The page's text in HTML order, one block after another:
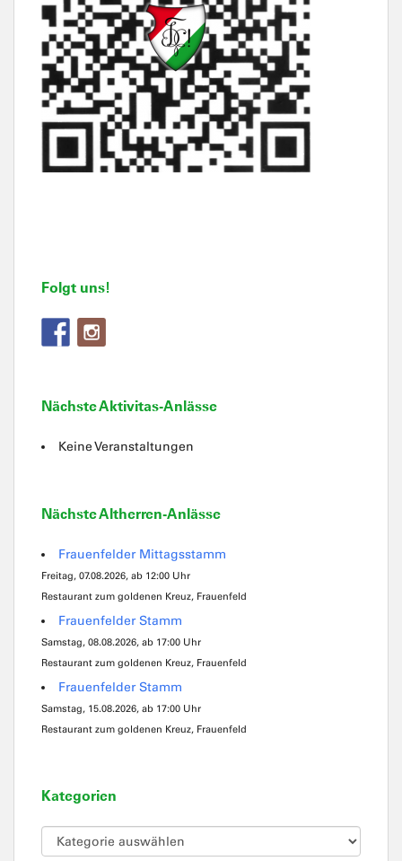
Folgt uns!
Nächste Aktivitas-Anlässe
Keine Veranstaltungen
Nächste Altherren-Anlässe
Frauenfelder Mittagsstamm
Freitag, 07.08.2026, ab 12:00 Uhr
Restaurant zum goldenen Kreuz, Frauenfeld
Frauenfelder Stamm
Samstag, 08.08.2026, ab 17:00 Uhr
Restaurant zum goldenen Kreuz, Frauenfeld
Frauenfelder Stamm
Samstag, 15.08.2026, ab 17:00 Uhr
Restaurant zum goldenen Kreuz, Frauenfeld
Kategorien
Kategorien